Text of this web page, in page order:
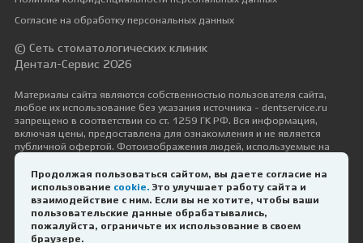
Оператор онлайн
Продолжая пользоваться сайтом, вы даете согласие на
использование cookie. Это улучшает работу сайта и
взаимодействие с ним. Если вы не хотите, чтобы ваши
пользовательские данные обрабатывались,
пожалуйста, ограничьте их использование в своем
браузере.
Согласие на обработку персональных данных
© Сеть стоматологических клиник
Дентал-Сервис 2026
Материалы сайта являются собственностью пользователя сайта,
любое их использование без указания источника - dentservice.ru
запрещено в соответствии со ст. 1259 ГК РФ. Вся информация,
включая цены, предоставлена для ознакомления и не является
публичной офертой. Фотоизображения людей, используемые на
сайте, размещены исключительно с их согласия в рамках трудовых и
гражданско-правовых отношений с ними.
Дизайн и разработка — Космос-Веб
ИМЕЮТСЯ ПРОТИВОПОКАЗАНИЯ.